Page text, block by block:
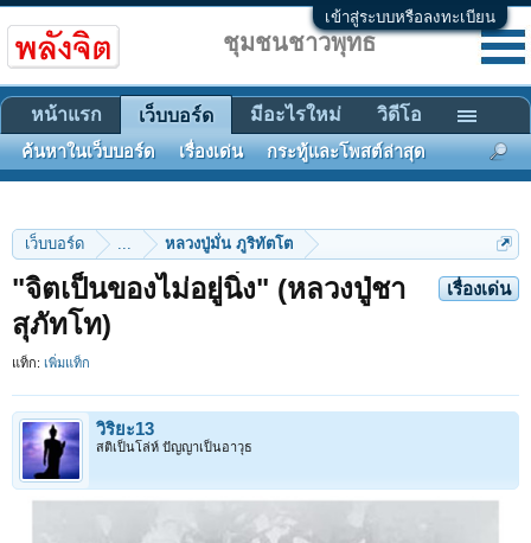
เข้าสู่ระบบหรือลงทะเบียน
เว็บบอร์ด ... หลวงปู่มั่น ภูริทัตโต
เรื่องเด่น
"จิตเป็นของไม่อยู่นิ่ง" (หลวงปู่ชา
สุภัทโท)
แท็ก: เพิ่มแท็ก
วิริยะ13
สติเป็นโล่ห์ ปัญญาเป็นอาวุธ
ชุมชนชาวพุทธ
หน้าแรก เว็บบอร์ด
ค้นหาในเว็บบอร์ด เรื่องเด่น กระทู้และโพสต์ล่าสุด
มีอะไรใหม่ วิดีโอ